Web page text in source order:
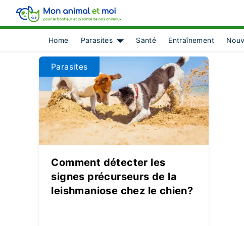
Home
Parasites
Santé Entraînement
Parasites
Comment détecter les
signes précurseurs de la
leishmaniose chez le chien?